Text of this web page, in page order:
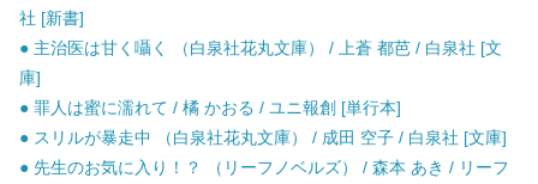
社 [新書]
● 主治医は甘く囁く （白泉社花丸文庫） / 上蒼 都芭 / 白泉社 [文
庫]
● 罪人は蜜に濡れて / 橘 かおる / ユニ報創 [単行本]
● スリルが暴走中 （白泉社花丸文庫） / 成田 空子 / 白泉社 [文庫]
● 先生のお気に入り！？ （リーフノベルズ） / 森本 あき / リーフ